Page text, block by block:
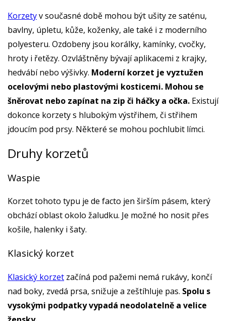
Korzetyv současné době mohou být ušity ze saténu,
bavlny, úpletu, kůže, koženky, ale také i z moderního
polyesteru. Ozdobeny jsou korálky, kamínky, cvočky,
hroty i řetězy. Ozvláštněny bývají aplikacemi z krajky,
hedvábí nebo výšivky. Moderní korzet je vyztužen
ocelovými nebo plastovými kosticemi. Mohou se
šněrovat nebo zapínat na zip či háčky a očka. Existují
dokonce korzety s hlubokým výstřihem, či střihem
jdoucím pod prsy. Některé se mohou pochlubit límci.
Druhy korzetů
Waspie
Korzet tohoto typu je de facto jen širším pásem, který
obchází oblast okolo žaludku. Je možné ho nosit přes
košile, halenky i šaty.
Klasický korzet
Klasický korzet začíná pod pažemi nemá rukávy, končí
nad boky, zvedá prsa, snižuje a zeštíhluje pas. Spolu s
vysokými podpatky vypadá neodolatelně a velice